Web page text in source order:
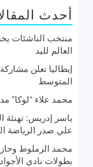
أحدث
منتخب الناشئات
العالم لليد
المتوسط
محمد علاء “لوكا”
ياسر إدريس:
علي صدر الرياضة
محمد الزملوط
بطولات نادي